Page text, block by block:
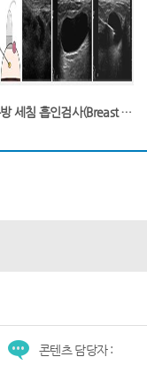
유방 세침 흡인검사(Breast Aspiration with Sonography)
콘텐츠 담당자 :